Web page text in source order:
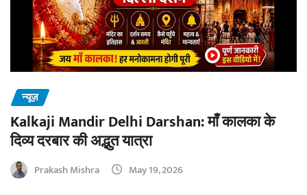
न्यूज़
Kalkaji Mandir Delhi Darshan: माँ कालका के
दिव्य दरबार की अद्भुत यात्रा
Prakash Mishra May 19, 2026